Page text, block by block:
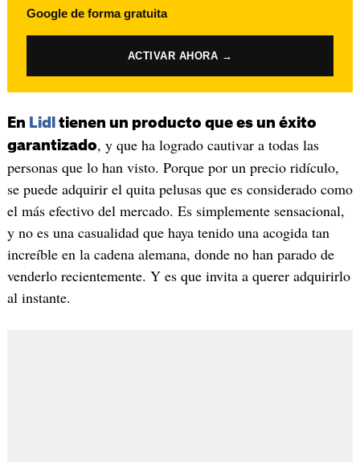
Google de forma gratuita
ACTIVAR AHORA →
En Lidl
tienen un producto que es un éxito
garantizado, y que ha logrado cautivar a todas las
personas que lo han visto. Porque por un precio ridículo,
se puede adquirir el quita pelusas que es considerado como
el más efectivo del mercado. Es simplemente sensacional,
y no es una casualidad que haya tenido una acogida tan
increíble en la cadena alemana, donde no han parado de
venderlo recientemente. Y es que invita a querer adquirirlo
al instante.